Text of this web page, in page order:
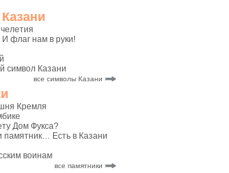
И флаг нам в руки!
символ Казани
все символы Казани
Кремля
Дом Фукса?
памятник… Есть в Казани
воинам
все памятники